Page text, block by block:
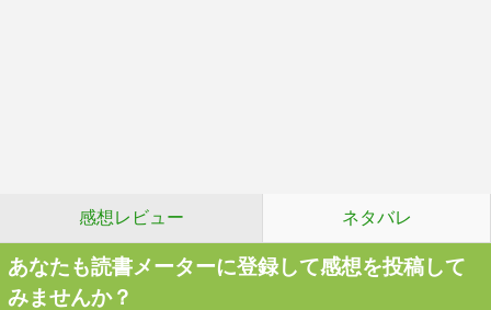
感想レビュー ネタバレ
あなたも読書メーターに登録して感想を投稿して
みませんか？